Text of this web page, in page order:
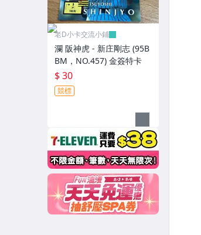
老D小卡交流小鋪
瀾 阪神虎 - 新庄剛志 (95B
BM，NO.457) 金簽特卡
$ 30
競標